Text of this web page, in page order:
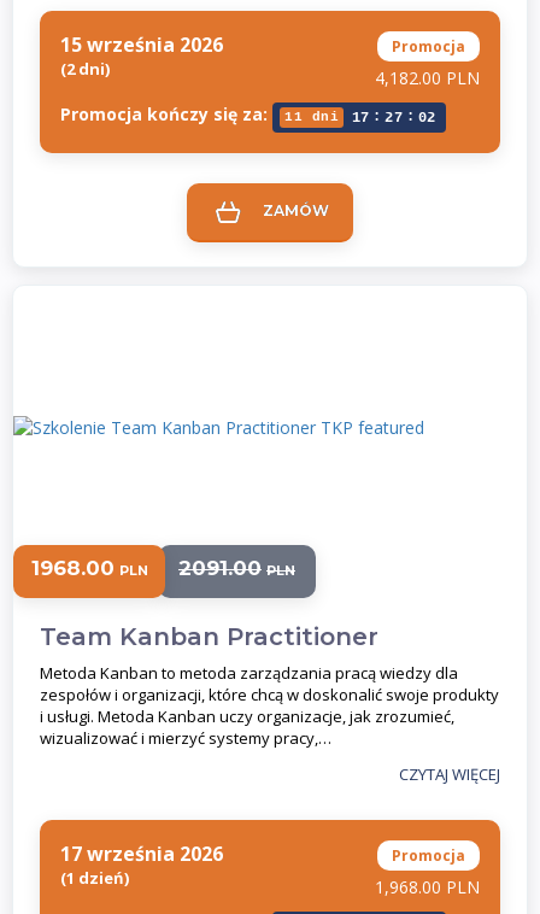
15 września 2026
(2 dni)
Promocja
4,182.00 PLN
Promocja kończy się za:
11 dni 17 : 27 : 02
ZAMÓW
Team Kanban Practitioner
Metoda Kanban to metoda zarządzania pracą wiedzy dla
zespołów i organizacji, które chcą w doskonalić swoje produkty
i usługi. Metoda Kanban uczy organizacje, jak zrozumieć,
wizualizować i mierzyć systemy pracy,…
CZYTAJ WIĘCEJ
17 września 2026
(1 dzień)
Promocja
1,968.00 PLN
1968.00 PLN 2091.00 PLN